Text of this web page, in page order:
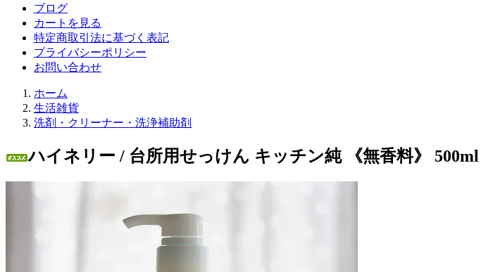
ブログ
カートを見る
特定商取引法に基づく表記
プライバシーポリシー
お問い合わせ
ホーム
生活雑貨
洗剤・クリーナー・洗浄補助剤
ハイネリー / 台所用せっけん キッチン純 《無香料》 500ml